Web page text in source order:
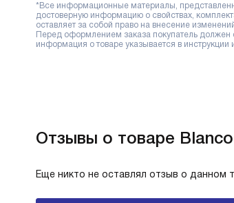
*Все информационные материалы,
достоверную информацию о свойствах,
оставляет за собой право на внесение
Перед оформлением заказа покупатель должен
информация о товаре указывается в инструкции
Отзывы о товаре
Еще никто не оставлял отзыв о данном